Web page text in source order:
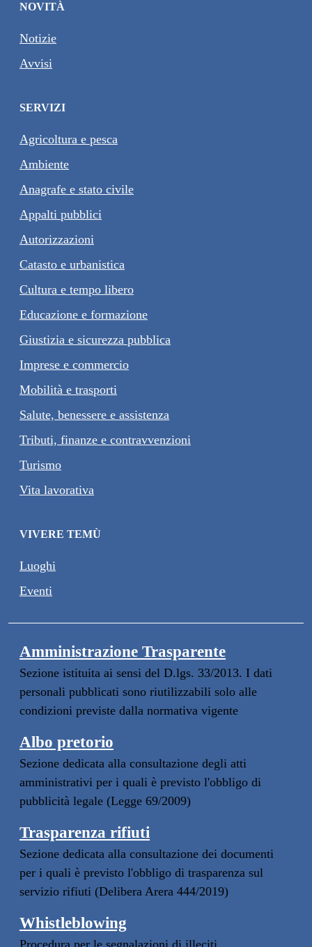
NOVITÀ
Notizie
Avvisi
SERVIZI
Agricoltura e pesca
Ambiente
Anagrafe e stato civile
Appalti pubblici
Autorizzazioni
Catasto e urbanistica
Cultura e tempo libero
Educazione e formazione
Giustizia e sicurezza pubblica
Imprese e commercio
Mobilità e trasporti
Salute, benessere e assistenza
Tributi, finanze e contravvenzioni
Turismo
Vita lavorativa
VIVERE TEMÙ
Luoghi
Eventi
Amministrazione Trasparente
Sezione istituita ai sensi del D.lgs. 33/2013. I dati
personali pubblicati sono riutilizzabili solo alle
condizioni previste dalla normativa vigente
Albo pretorio
Sezione dedicata alla consultazione degli atti
amministrativi per i quali è previsto l'obbligo di
pubblicità legale (Legge 69/2009)
Trasparenza rifiuti
Sezione dedicata alla consultazione dei documenti
per i quali è previsto l'obbligo di trasparenza sul
servizio rifiuti (Delibera Arera 444/2019)
Whistleblowing